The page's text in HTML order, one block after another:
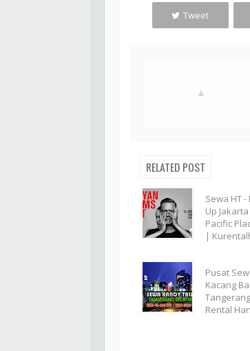
Tweet
RELATED POST
Sewa HT
Up
Pacific
|
Pusat
Kacang
Rental